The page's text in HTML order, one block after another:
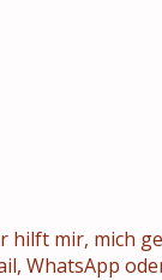
hilft mir, mich
WhatsApp